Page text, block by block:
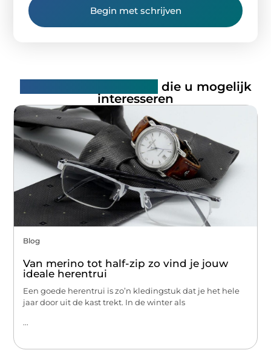
Begin met schrijven
die u mogelijk
interesseren
Blog
Van merino tot half-zip zo vind je jouw
ideale herentrui
Een goede herentrui is zo’n kledingstuk dat je het hele
jaar door uit de kast trekt. In de winter als
...